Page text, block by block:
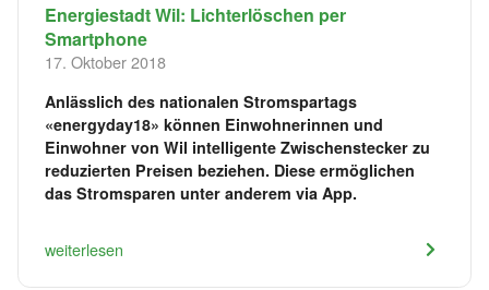
Energiestadt Wil: Lichterlöschen per
Smartphone
17. Oktober 2018
Anlässlich des nationalen Stromspartags
«energyday18» können Einwohnerinnen und
Einwohner von Wil intelligente Zwischenstecker zu
reduzierten Preisen beziehen. Diese ermöglichen
das Stromsparen unter anderem via App.
weiterlesen